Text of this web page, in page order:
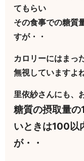
てもらい
その食事での糖質
すが・・
カロリーにはまっ
無視していますよ
里依紗さんにも、
糖質の摂取量
いときは100以
が・・